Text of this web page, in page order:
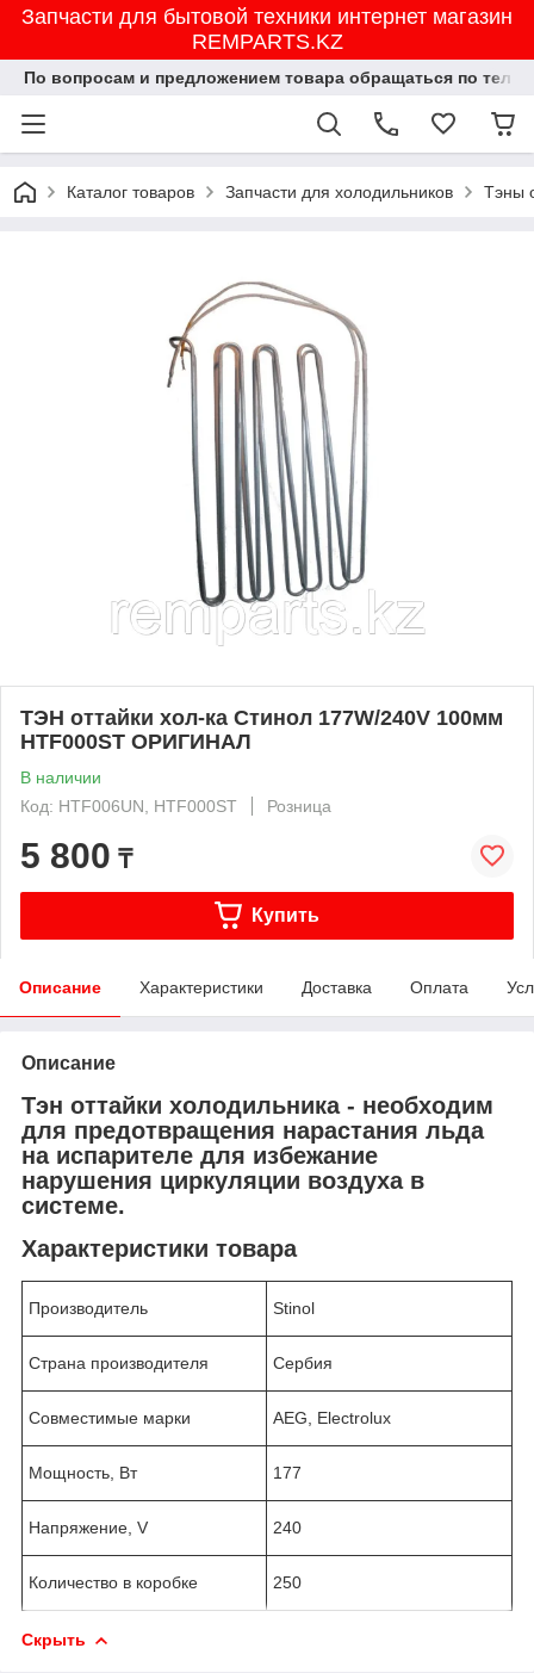
Запчасти для бытовой техники интернет магазин
REMPARTS.KZ
По вопросам и предложением товара обращаться по
Каталог товаров Запчасти для холодильников Тэны
ТЭН оттайки хол-ка Стинол 177W/240V 100мм
HTF000ST ОРИГИНАЛ
В наличии
Код: HTF006UN, HTF000ST
Розница
5 800 ₸
Купить
Описание Характеристики Доставка Оплата
Описание
Тэн оттайки холодильника - необходим
для предотвращения нарастания льда
на испарителе для избежание
нарушения циркуляции воздуха в
системе.
Характеристики товара
Производитель Stinol
Страна производителя Сербия
Совместимые марки AEG, Electrolux
Мощность, Вт 177
Напряжение, V 240
Количество в коробке 250
Скрыть